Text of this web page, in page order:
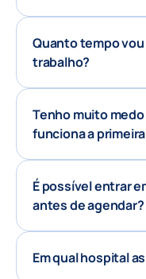
Quanto tempo
trabalho?
Tenho muito
funciona a
É possível entrar
antes de agendar?
Em qual hospital